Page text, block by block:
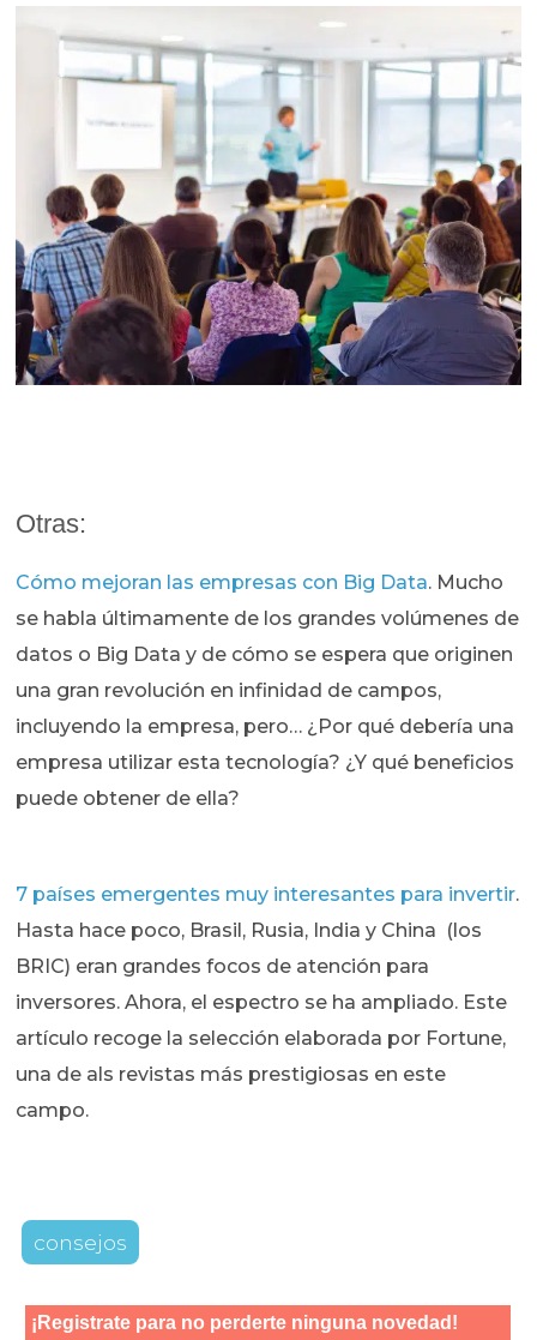
Otras:
Cómo mejoran las empresas con Big Data. Mucho
se habla últimamente de los grandes volúmenes de
datos o Big Data y de cómo se espera que originen
una gran revolución en infinidad de campos,
incluyendo la empresa, pero… ¿Por qué debería una
empresa utilizar esta tecnología? ¿Y qué beneficios
puede obtener de ella?
7 países emergentes muy interesantes para invertir.
Hasta hace poco, Brasil, Rusia, India y China (los
BRIC) eran grandes focos de atención para
inversores. Ahora, el espectro se ha ampliado. Este
artículo recoge la selección elaborada por Fortune,
una de als revistas más prestigiosas en este
campo.
consejos